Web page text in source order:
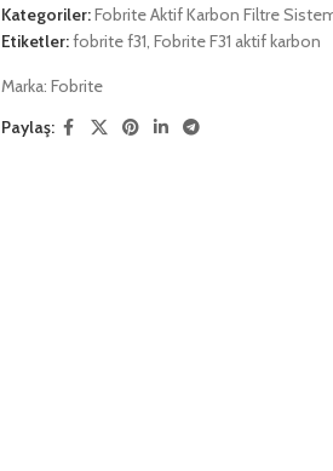
Kategoriler:Fobrite Aktif Karbon Filtre
Etiketler:fobrite f31 Fobrite F31 aktif karbon
Marka: Fobrite
Paylaş: